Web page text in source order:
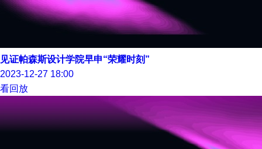
见证帕森斯设计学院早申“荣耀时刻”
2023-12-27 18:00
看回放